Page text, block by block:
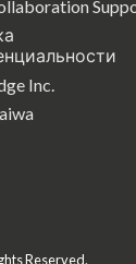
Inc.
Reserved.